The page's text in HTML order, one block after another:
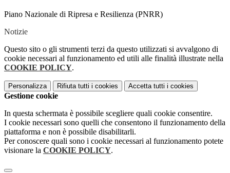
Piano Nazionale di Ripresa e Resilienza (PNRR)
Notizie
Questo sito o gli strumenti terzi da questo utilizzati si avvalgono di
cookie necessari al funzionamento ed utili alle finalità illustrate nella
COOKIE POLICY.
Personalizza Rifiuta tutti i cookies Accetta tutti i cookies
Gestione cookie
In questa schermata è possibile scegliere quali cookie consentire.
I cookie necessari sono quelli che consentono il funzionamento della
piattaforma e non è possibile disabilitarli.
Per conoscere quali sono i cookie necessari al funzionamento potete
visionare la COOKIE POLICY.